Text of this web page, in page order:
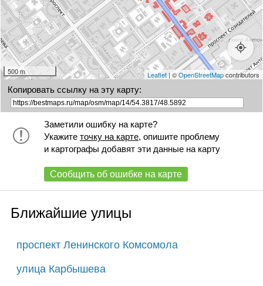
500 m Leaflet| ©OpenStreetMapcontributors
Копировать ссылку на эту карту:
Заметили ошибку на карте?
Укажите точку на карте, опишите проблему
и картографы добавят эти данные на карту
Сообщить об ошибке на карте
Ближайшие улицы
проспект Ленинского Комсомола
улица Карбышева